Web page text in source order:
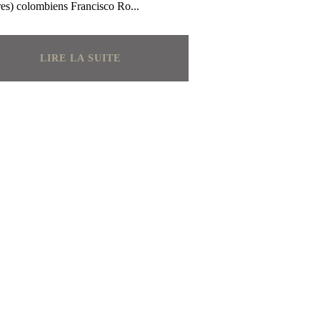
colombiens Francisco Ro...
LIRE LA SUITE